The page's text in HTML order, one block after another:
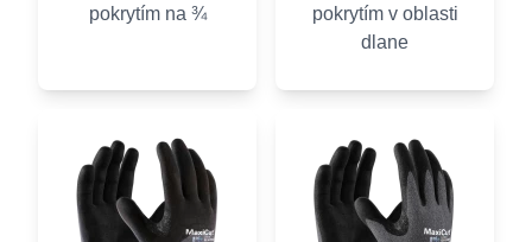
pokrytím na ¾
pokrytím v oblasti
dlane